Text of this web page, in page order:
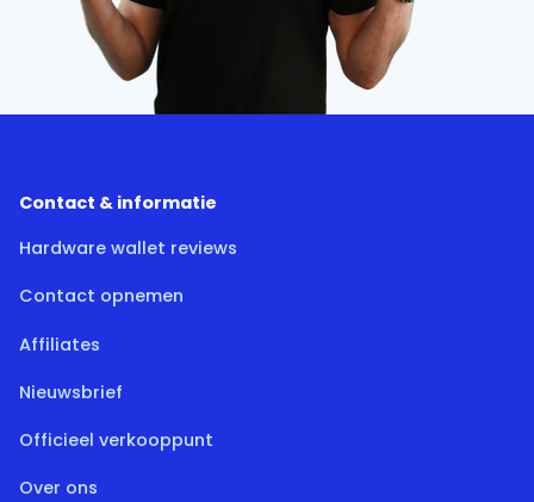
Contact & informatie
Hardware wallet reviews
Contact opnemen
Affiliates
Nieuwsbrief
Officieel verkooppunt
Over ons